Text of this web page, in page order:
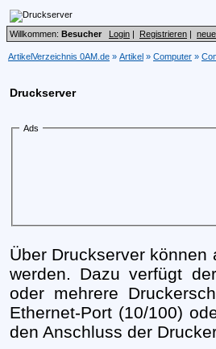
Willkommen: Besucher Login | Registrieren |
ArtikelVerzeichnis 0AM.de » Artikel » Computer »
Druckserver
Ads
Über Druckserver
werden. Dazu verfügt
oder mehrere
Ethernet-Port (10/100)
den Anschluss der